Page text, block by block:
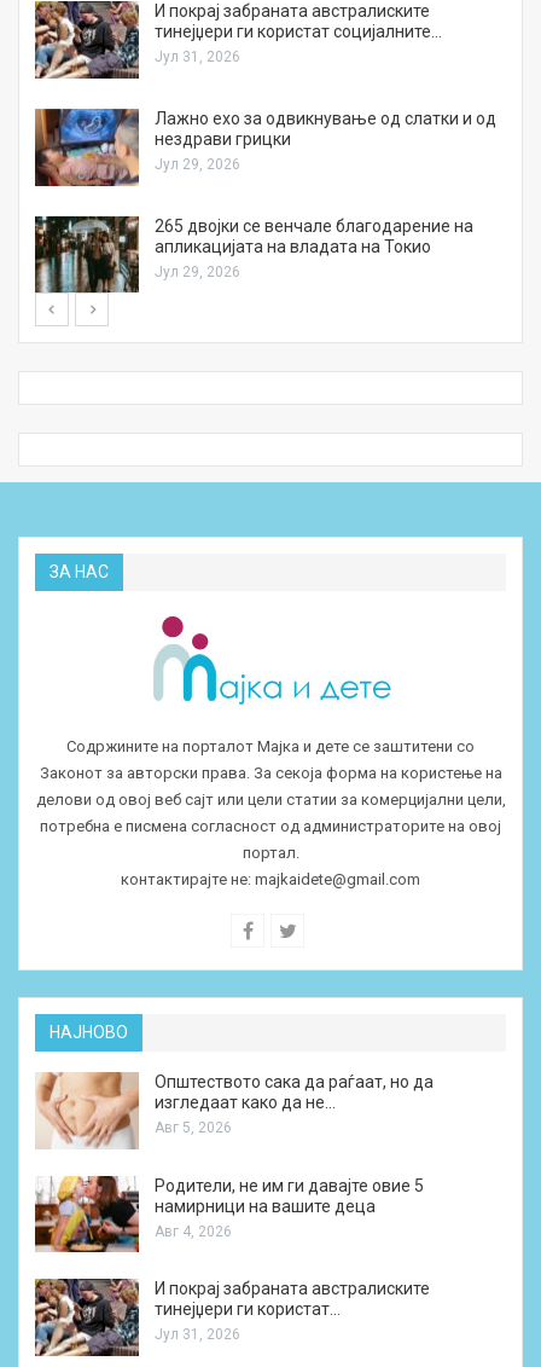
И покрај забраната австралиските
тинејџери ги користат социјалните…
Јул 31, 2026
Лажно ехо за одвикнување од слатки и од
нездрави грицки
Јул 29, 2026
265 двојки се венчале благодарение на
апликацијата на владата на Токио
Јул 29, 2026
ЗА НАС
Содржините на порталот Мајка и дете се заштитени со
Законот за авторски права. За секоја форма на користење на
делови од овој веб сајт или цели статии за комерцијални цели,
потребна е писмена согласност од администраторите на овој
портал.
контактирајте не: majkaidete@gmail.com
НАЈНОВО
Општеството сака да раѓаат, но да
изгледаат како да не…
Авг 5, 2026
Родители, не им ги давајте овие 5
намирници на вашите деца
Авг 4, 2026
И покрај забраната австралиските
тинејџери ги користат…
Јул 31, 2026